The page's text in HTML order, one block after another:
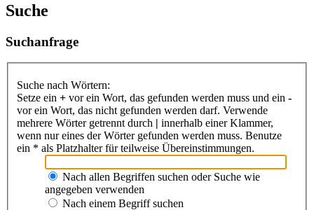
Suche
Suchanfrage
Suche nach Wörtern:
Setze ein + vor ein Wort, das gefunden werden muss und ein -
vor ein Wort, das nicht gefunden werden darf. Verwende
mehrere Wörter getrennt durch | innerhalb einer Klammer,
wenn nur eines der Wörter gefunden werden muss. Benutze
ein * als Platzhalter für teilweise Übereinstimmungen.
Nach allen Begriffen suchen oder Suche wie
angegeben verwenden
Nach einem Begriff suchen